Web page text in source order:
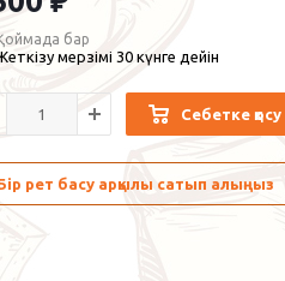
бар
мерзімі 30 күнге дейін
Себетке қосу
рет басу арқылы сатып алыңыз